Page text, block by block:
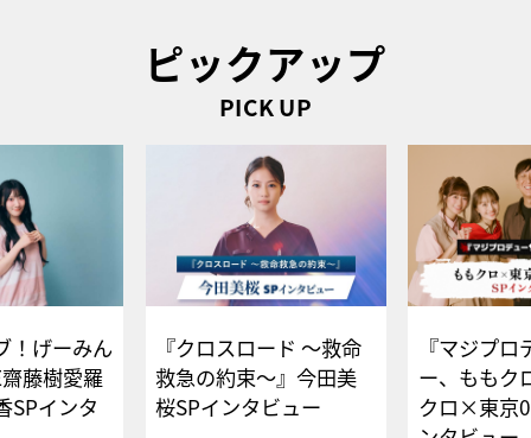
ピックアップ
PICK UP
！げーみん
藤樹愛羅
SPインタ
『クロスロード ～救命
救急の約束～』今田美
桜SPインタビュー
『マジプロ
ー、ももク
クロ×東京